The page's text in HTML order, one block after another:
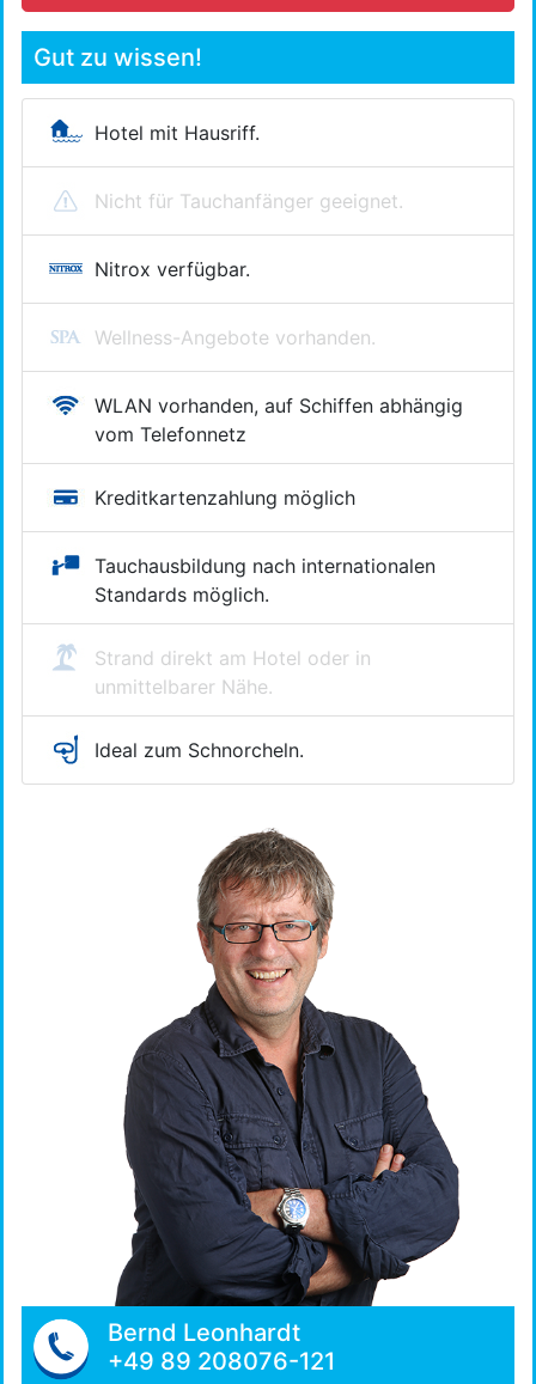
Gut zu wissen!
Hotel mit Hausriff.
Nicht für Tauchanfänger geeignet.
Nitrox verfügbar.
Wellness-Angebote vorhanden.
WLAN vorhanden, auf Schiffen abhängig
vom Telefonnetz
Kreditkartenzahlung möglich
Tauchausbildung nach inter­nationalen
Standards möglich.
Strand direkt am Hotel oder in
unmittelbarer Nähe.
Ideal zum Schnorcheln.
Bernd Leonhardt
+49 89 208076-121